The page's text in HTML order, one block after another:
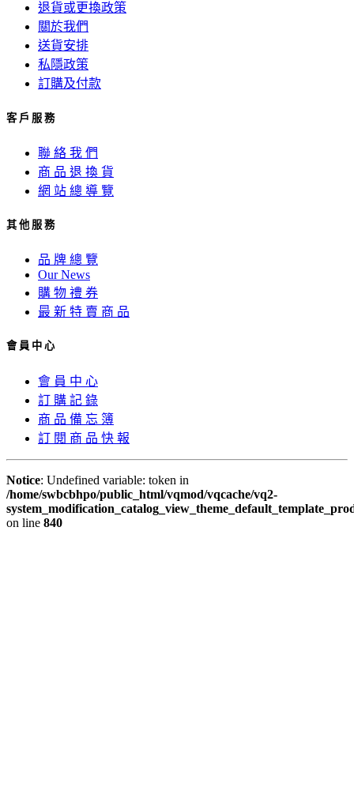
退貨或更換政策
關於我們
送貨安排
私隱政策
訂購及付款
客 戶 服 務
聯 絡 我 們
商 品 退 換 貨
網 站 總 導 覽
其 他 服 務
品 牌 總 覽
Our News
購 物 禮 券
最 新 特 賣 商 品
會 員 中 心
會 員 中 心
訂 購 記 錄
商 品 備 忘 簿
訂 閱 商 品 快 報
Notice: Undefined variable: token in
/home/swbcbhpo/public_html/vqmod/vqcache/vq2-
on line 840